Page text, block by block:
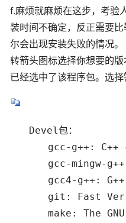
f.麻烦就麻烦在这步，考验
装时间不确定，反正需要
尔会出现安装失败的情况
转箭头图标选择你想要的
已经选中了该程序包。选择
Devel包：
gcc-g++: C++
gcc-mingw-g++:
gcc4-g++: G++
git: Fast
make: The GNU